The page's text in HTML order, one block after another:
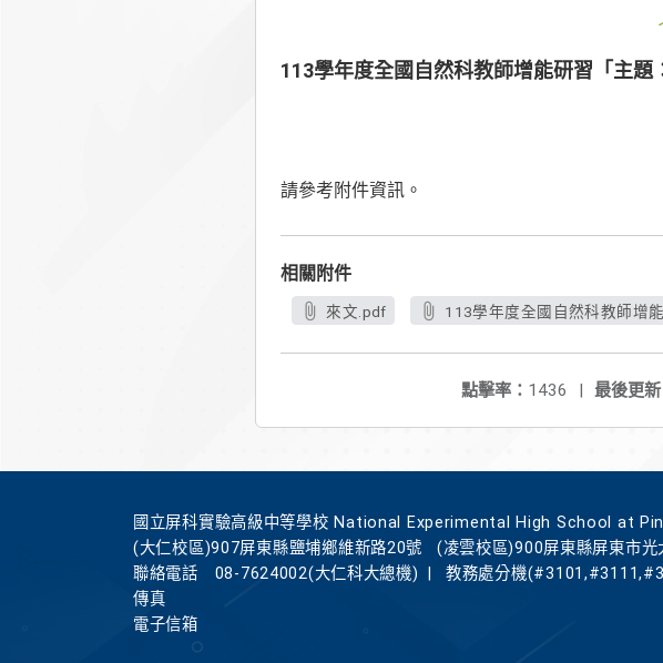
113學年度全國自然科教師增能研習「主
請參考附件資訊。
相關附件
來文.pdf 113學年度全國自然科教師增
最後更新
點擊率： 1436 |
國立屏科實驗高級中等學校 National Experimental High School at
(大仁校區)907屏東縣鹽埔鄉維新路20號
(凌雲校區)900屏東縣屏東市光
聯絡電話
08-7624002(大仁科大總機)
教務處分機
傳真
電子信箱